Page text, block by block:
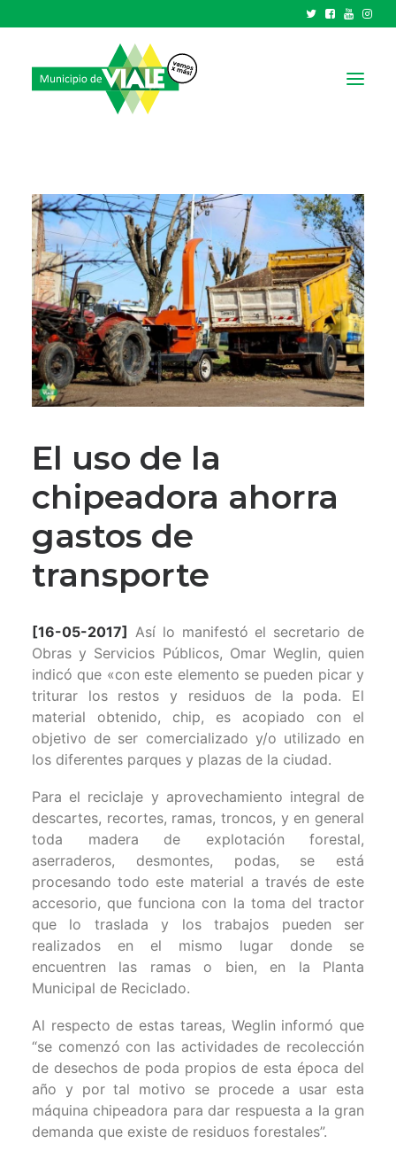
GOBIERNO
HCD
TRÁMITES Y SERVICIOS
CIUDAD
PARQUE INDUSTRIAL
RECAUDACIONES
El uso de la
chipeadora ahorra
gastos de
transporte
[16-05-2017] Así lo manifestó el secretario de
Obras y Servicios Públicos, Omar Weglin, quien
indicó que «con este elemento se pueden picar y
triturar los restos y residuos de la poda. El
material obtenido, chip, es acopiado con el
objetivo de ser comercializado y/o utilizado en
los diferentes parques y plazas de la ciudad.
Para el reciclaje y aprovechamiento integral de
descartes, recortes, ramas, troncos, y en general
toda madera de explotación forestal,
aserraderos, desmontes, podas, se está
procesando todo este material a través de este
accesorio, que funciona con la toma del tractor
que lo traslada y los trabajos pueden ser
realizados en el mismo lugar donde se
encuentren las ramas o bien, en la Planta
Municipal de Reciclado.
Al respecto de estas tareas, Weglin informó que
“se comenzó con las actividades de recolección
de desechos de poda propios de esta época del
año y por tal motivo se procede a usar esta
máquina chipeadora para dar respuesta a la gran
demanda que existe de residuos forestales”.